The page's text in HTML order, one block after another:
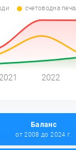
счетоводна
2021 2022
Баланс
от 2008 до 2024 г.